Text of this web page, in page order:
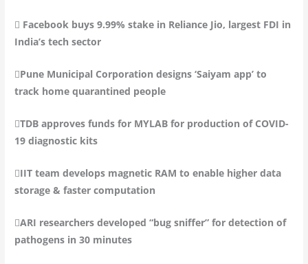
 Facebook buys 9.99% stake in Reliance Jio, largest FDI in
India’s tech sector
Pune Municipal Corporation designs ‘Saiyam app’ to
track home quarantined people
TDB approves funds for MYLAB for production of COVID-
19 diagnostic kits
IIT team develops magnetic RAM to enable higher data
storage & faster computation
ARI researchers developed “bug sniffer” for detection of
pathogens in 30 minutes